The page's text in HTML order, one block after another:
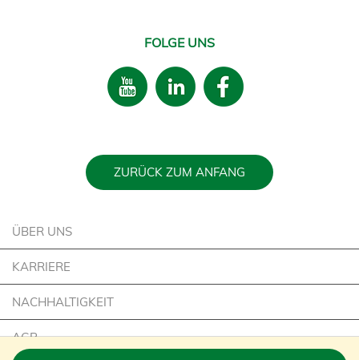
FOLGE UNS
ZURÜCK ZUM ANFANG
ÜBER UNS
KARRIERE
NACHHALTIGKEIT
AGB